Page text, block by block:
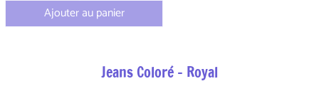
Ajouter au panier
Jeans Coloré - Royal